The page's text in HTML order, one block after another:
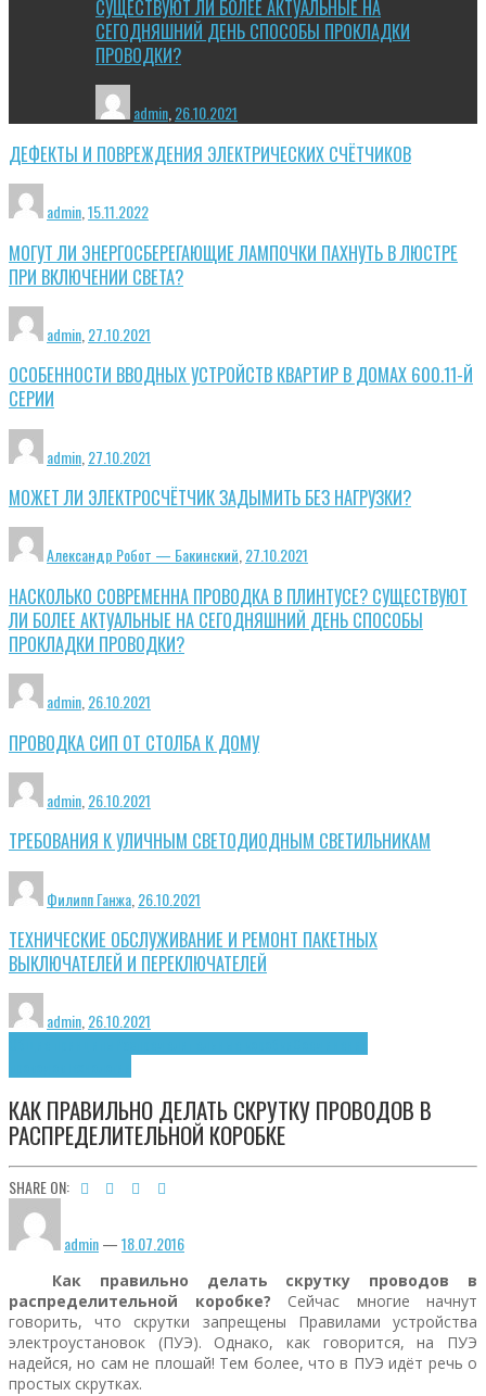
СУЩЕСТВУЮТ ЛИ БОЛЕЕ АКТУАЛЬНЫЕ НА
СЕГОДНЯШНИЙ ДЕНЬ СПОСОБЫ ПРОКЛАДКИ
ПРОВОДКИ?
admin,26.10.2021
ДЕФЕКТЫ И ПОВРЕЖДЕНИЯ ЭЛЕКТРИЧЕСКИХ СЧЁТЧИКОВ
admin 15.11.2022
МОГУТ ЛИ ЭНЕРГОСБЕРЕГАЮЩИЕ ЛАМПОЧКИ ПАХНУТЬ В ЛЮСТРЕ
ПРИ ВКЛЮЧЕНИИ СВЕТА?
admin 27.10.2021
ОСОБЕННОСТИ ВВОДНЫХ УСТРОЙСТВ КВАРТИР В ДОМАХ 600.11-Й
СЕРИИ
admin 27.10.2021
МОЖЕТ ЛИ ЭЛЕКТРОСЧЁТЧИК ЗАДЫМИТЬ БЕЗ НАГРУЗКИ?
Александр Робот — Бакинский,27.10.2021
НАСКОЛЬКО СОВРЕМЕННА ПРОВОДКА В ПЛИНТУСЕ? СУЩЕСТВУЮТ
ЛИ БОЛЕЕ АКТУАЛЬНЫЕ НА СЕГОДНЯШНИЙ ДЕНЬ СПОСОБЫ
ПРОКЛАДКИ ПРОВОДКИ?
admin 26.10.2021
ПРОВОДКА СИП ОТ СТОЛБА К ДОМУ
admin 26.10.2021
ТРЕБОВАНИЯ К УЛИЧНЫМ СВЕТОДИОДНЫМ СВЕТИЛЬНИКАМ
Филипп Ганжа 26.10.2021
ТЕХНИЧЕСКИЕ ОБСЛУЖИВАНИЕ И РЕМОНТ ПАКЕТНЫХ
ВЫКЛЮЧАТЕЛЕЙ И ПЕРЕКЛЮЧАТЕЛЕЙ
admin,26.10.2021
КАК ПРАВИЛЬНО ДЕЛАТЬ СКРУТКУ ПРОВОДОВ В
РАСПРЕДЕЛИТЕЛЬНОЙ КОРОБКЕ
SHARE ON:
admin—18.07.2016
Как правильно делать скрутку проводов в
распределительной коробке? Сейчас многие начнут
говорить, что скрутки запрещены Правилами устройства
электроустановок (ПУЭ). Однако, как говорится, на ПУЭ
надейся, но сам не плошай! Тем более, что в ПУЭ идёт речь о
простых скрутках.